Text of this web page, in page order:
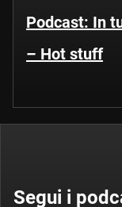
Podcast: In
– Hot stuff
Segui i